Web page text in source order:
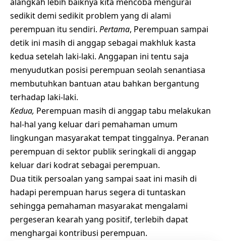
sedikit demi sedikit problem yang di alami
perempuan itu sendiri. Pertama, Perempuan sampai
detik ini masih di anggap sebagai makhluk kasta
kedua setelah laki-laki. Anggapan ini tentu saja
menyudutkan posisi perempuan seolah senantiasa
membutuhkan bantuan atau bahkan bergantung
terhadap laki-laki.
Kedua, Perempuan masih di anggap tabu melakukan
hal-hal yang keluar dari pemahaman umum
lingkungan masyarakat tempat tinggalnya. Peranan
perempuan di sektor publik seringkali di anggap
keluar dari kodrat sebagai perempuan.
Dua titik persoalan yang sampai saat ini masih di
hadapi perempuan harus segera di tuntaskan
sehingga pemahaman masyarakat mengalami
pergeseran kearah yang positif, terlebih dapat
menghargai kontribusi perempuan.